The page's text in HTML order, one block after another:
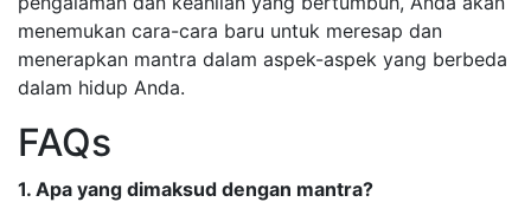
menemukan cara-cara baru untuk meresap dan
menerapkan mantra dalam aspek-aspek yang berbeda
dalam hidup Anda.
FAQs
1. Apa yang dimaksud dengan mantra?